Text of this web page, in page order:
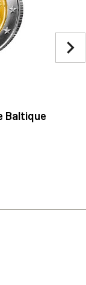
Baltique
navigate_next